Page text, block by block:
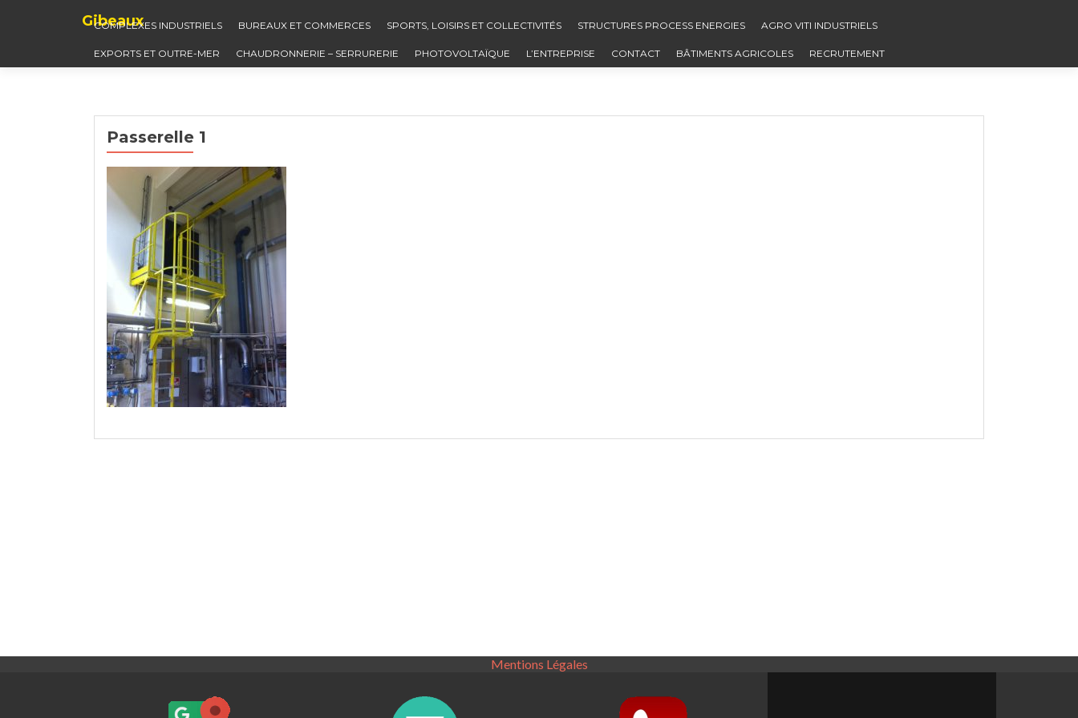
Gibeaux
COMPLEXES INDUSTRIELS BUREAUX ET COMMERCES SPORTS, LOISIRS ET COLLECTIVITÉS STRUCTURES PROCESS ENERGIES AGRO VITI INDUSTRIELS
EXPORTS ET OUTRE-MER CHAUDRONNERIE – SERRURERIE PHOTOVOLTAÏQUE L’ENTREPRISE CONTACT BÂTIMENTS AGRICOLES RECRUTEMENT
Passerelle 1
Mentions Légales